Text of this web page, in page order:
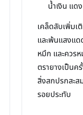
น้ำเงิน แด
เคล็ดลับเพิ่มเ
และพ้นแสงแด
หมึก และควร
ตรายางเป็นค
สิ่งสกปรกสะ
รอยประทับ